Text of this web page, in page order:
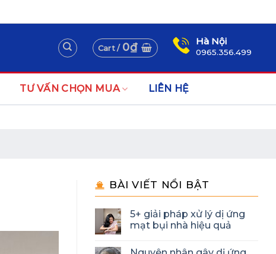
Cart / 0₫ Hà Nội
0965.356.499
TƯ VẤN CHỌN MUA LIÊN HỆ
BÀI VIẾT NỔI BẬT
5+ giải pháp xử lý dị ứng
mạt bụi nhà hiệu quả